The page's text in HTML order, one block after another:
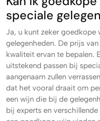
speciale
Ja, u kunt zeker
gelegenheden. De prijs
kwaliteit ervan te bepalen.
uitstekend passen bij
aangenaam zullen
dat het vooral draait om
een wijn die bij de
bij experts en